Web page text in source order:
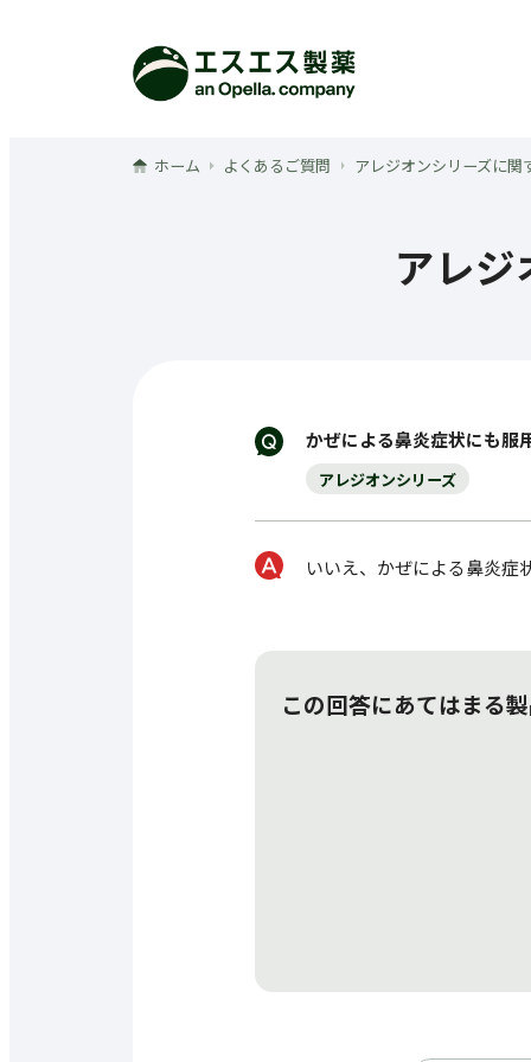
ホーム よくあるご質問 アレジオンシリーズに関
アレ
かぜによる鼻炎症状にも服
アレジオンシリーズ
いいえ、かぜによる鼻炎症
この回答にあてはまる